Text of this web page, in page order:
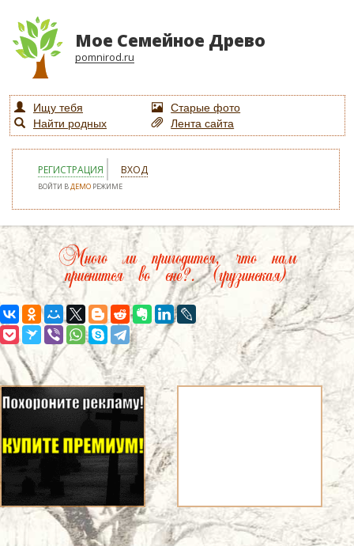
Мое Семейное Древо
pomnirod.ru
Ищу тебя
Старые фото
Найти родных
Лента сайта
РЕГИСТРАЦИЯ ВХОД
ВОЙТИ ВДЕМО РЕЖИМЕ
Много ли пригодится, что нам
приснится во сне?. (грузинская)